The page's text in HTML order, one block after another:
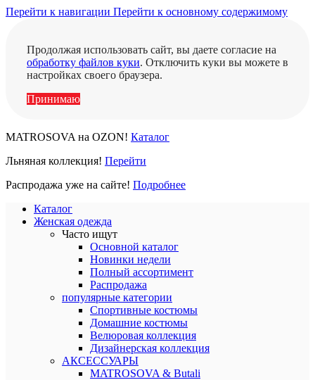
Перейти к навигации Перейти к основному содержимому
Продолжая использовать сайт, вы даете согласие на
обработку файлов куки. Отключить куки вы можете в
настройках своего браузера.
Принимаю
MATROSOVA на OZON! Каталог
Льняная коллекция! Перейти
Распродажа уже на сайте! Подробнее
Каталог
Женская одежда
Часто ищут
Основной каталог
Новинки недели
Полный ассортимент
Распродажа
популярные категории
Спортивные костюмы
Домашние костюмы
Велюровая коллекция
Дизайнерская коллекция
АКСЕССУАРЫ
MATROSOVA & Butali